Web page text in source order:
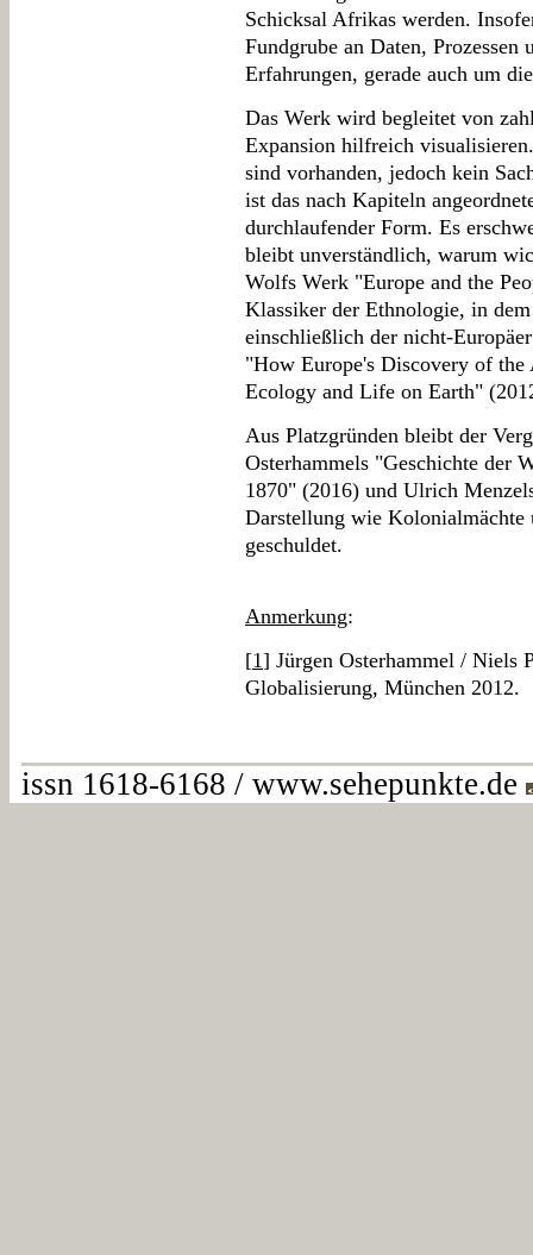
Schicksal Afrikas werden.
Fundgrube an Daten,
Erfahrungen, gerade auch um
Das Werk wird begleitet von
Expansion hilfreich
sind vorhanden, jedoch kein
ist das nach Kapiteln
durchlaufender Form. Es
bleibt unverständlich, warum
Wolfs Werk "Europe and the
Klassiker der Ethnologie, in
einschließlich der nicht-
"How Europe's Discovery of the
Ecology and Life on Earth"
Aus Platzgründen bleibt der
Osterhammels "Geschichte der
1870" (2016) und Ulrich
Darstellung wie Kolonialmächte
geschuldet.
Anmerkung:
[1] Jürgen Osterhammel / Niels
Globalisierung, München 2012.
issn 1618-6168 / www.sehepunkte.de